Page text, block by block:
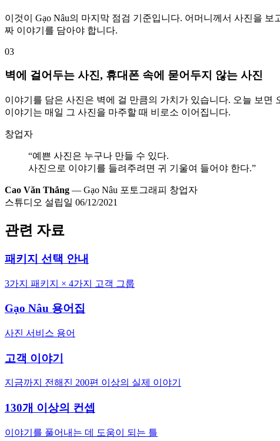
이것이 Gạo Nâu의 마지막 점검 기준입니다. 어머니께서 사진을
짜 이야기를 담아야 합니다.
03
벽에 걸어두는 사진, 휴대폰 속에 묻어두지 않는 사진
이야기를 담은 사진은 벽에 걸 만큼의 가치가 있습니다. 오늘 보
이야기는 매일 그 사진을 마주할 때 비로소 이어집니다.
창업자
“예쁜 사진은 누구나 만들 수 있다.
사진으로 이야기를 들려주려면 귀 기울여 들어야 한다.”
Cao Văn Thắng — Gạo Nâu 포토그래피 창업자
스튜디오 설립일 06/12/2021
관련 자료
패키지 선택 안내
3가지 패키지 × 4가지 고객 그룹
Gạo Nâu 용어집
사진 서비스 용어
고객 이야기
지금까지 전해진 200편 이상의 실제 이야기
130개 이상의 컨셉
이야기를 풀어내는 데 도움이 되는 틀